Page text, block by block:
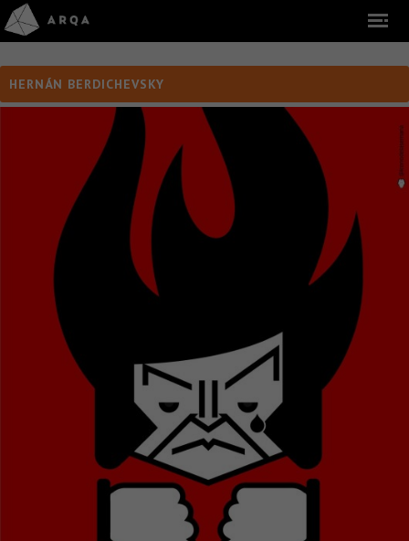
HERNÁN BERDICHEVSKY